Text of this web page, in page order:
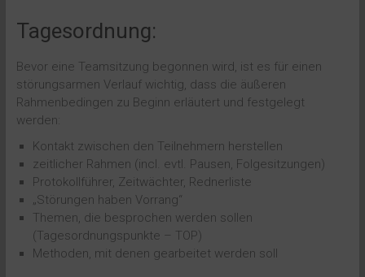
Tagesordnung:
Bevor eine Teamsitzung begonnen wird, ist es für einen
störungsarmen Verlauf wichtig, dass die äußeren
Rahmenbedingen zu Beginn erläutert und festgelegt
werden:
Kontakt zwischen den Teilnehmern herstellen
zeitlicher Rahmen (incl. evtl. Pausen, Folgesitzungen)
Protokollführer, Zeitwächter, Rednerliste
„Störungen haben Vorrang“
Themen, die besprochen werden sollen
(Tagesordnungspunkte – TOP)
Methoden, mit denen gearbeitet werden soll